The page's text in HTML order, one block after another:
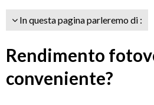
In questa pagina parleremo di :
Rendimento
conveniente?